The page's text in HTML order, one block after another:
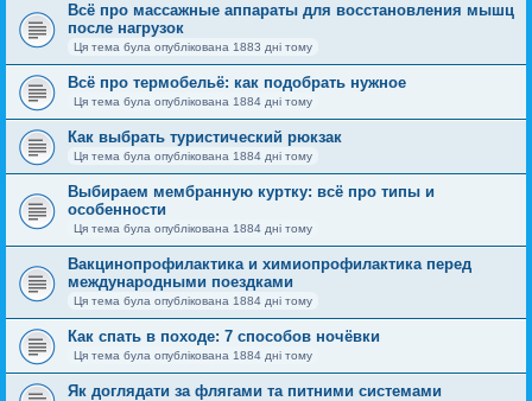
Всё про массажные аппараты для восстановления мышц
после нагрузок
Ця тема була опублікована 1883 дні тому
Всё про термобельё: как подобрать нужное
Ця тема була опублікована 1884 дні тому
Как выбрать туристический рюкзак
Ця тема була опублікована 1884 дні тому
Выбираем мембранную куртку: всё про типы и
особенности
Ця тема була опублікована 1884 дні тому
Вакцинопрофилактика и химиопрофилактика перед
международными поездками
Ця тема була опублікована 1884 дні тому
Как спать в походе: 7 способов ночёвки
Ця тема була опублікована 1884 дні тому
Як доглядати за флягами та питними системами